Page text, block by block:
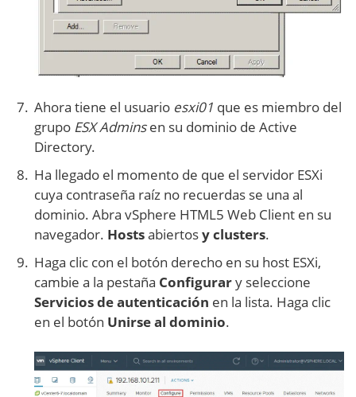
Ahora tiene el usuario esxi01 que es miembro del
grupo ESX Adminsen su dominio de Active
Directory.
Ha llegado el momento de que el servidor ESXi
cuya contraseña raíz no recuerdas se una al
dominio. Abra vSphere HTML5 Web Client en su
navegador. Hostsabiertosy clusters.
Haga clic con el botón derecho en su host ESXi,
cambie a la pestaña Configurary seleccione
Servicios de autenticación en la lista. Haga clic
en el botón Unirse al dominio.